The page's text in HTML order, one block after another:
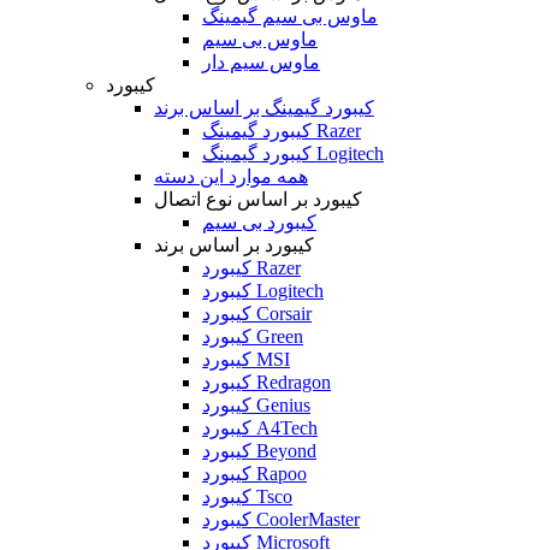
ماوس بی سیم گیمینگ
ماوس بی سیم
ماوس سیم دار
کیبورد
کیبورد گیمینگ بر اساس برند
کیبورد گیمینگ Razer
کیبورد گیمینگ Logitech
همه موارد این دسته
کیبورد بر اساس نوع اتصال
کیبورد بی سیم
کیبورد بر اساس برند
کیبورد Razer
کیبورد Logitech
کیبورد Corsair
کیبورد Green
کیبورد MSI
کیبورد Redragon
کیبورد Genius
کیبورد A4Tech
کیبورد Beyond
کیبورد Rapoo
کیبورد Tsco
کیبورد CoolerMaster
کیبورد Microsoft